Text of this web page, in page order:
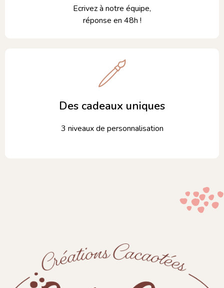
Ecrivez à notre équipe,
réponse en 48h !
Des cadeaux uniques
3 niveaux de personnalisation